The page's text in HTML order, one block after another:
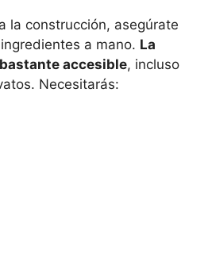
la construcción,⁣ asegúrate⁣
⁢a mano. La
accesible, incluso
Necesitarás: